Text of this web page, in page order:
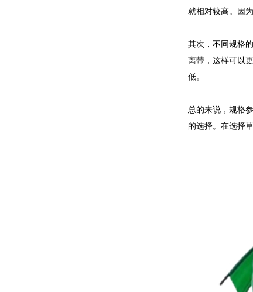
就相对较高。因
其次，不同规格的
离带，这样可以
低。
总的来说，规格
的选择。在选择